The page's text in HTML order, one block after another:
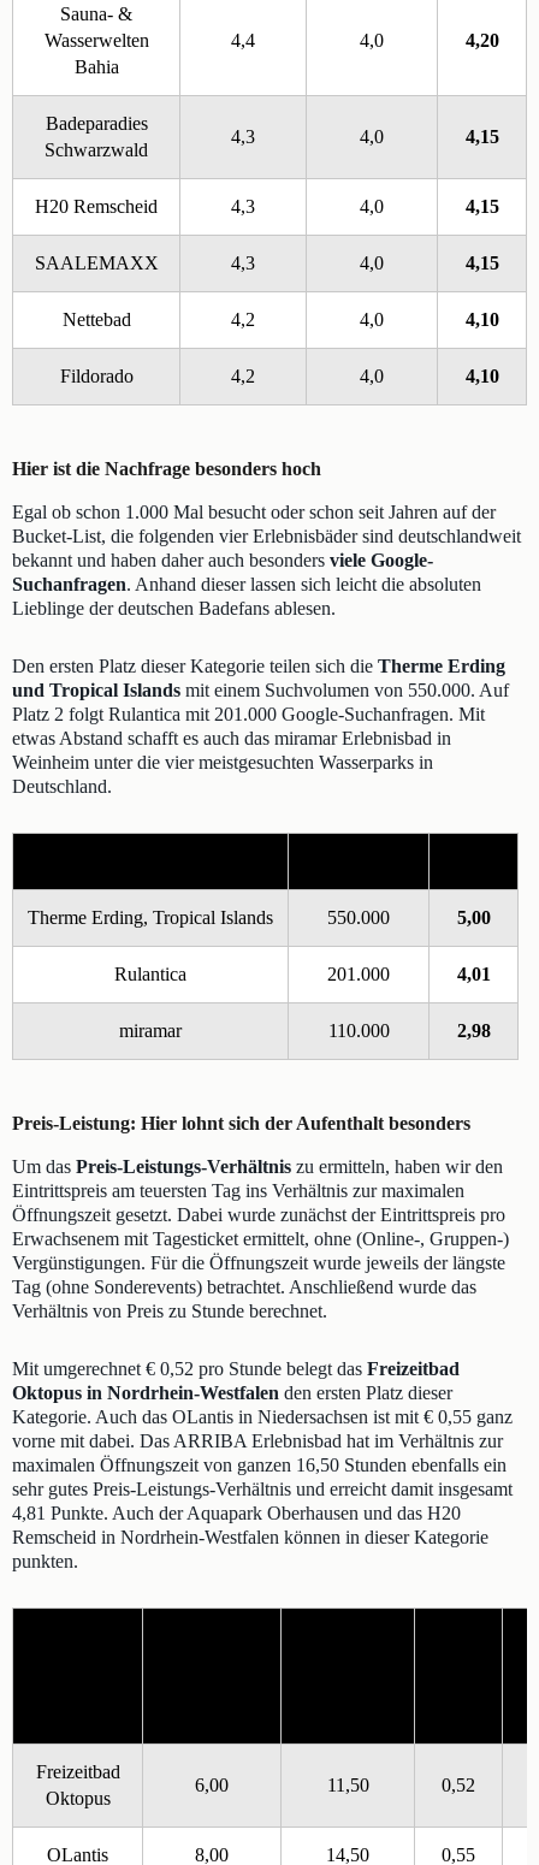
Sauna- &
Wasserwelten
Bahia
4,4 4,0 4,20
Badeparadies
Schwarzwald
4,3 4,0 4,15
H20 Remscheid 4,3 4,0 4,15
SAALEMAXX 4,3 4,0 4,15
Nettebad 4,2 4,0 4,10
Fildorado 4,2 4,0 4,10
Hier ist die Nachfrage besonders hoch
Egal ob schon 1.000 Mal besucht oder schon seit Jahren auf der
Bucket-List, die folgenden vier Erlebnisbäder sind deutschlandweit
bekannt und haben daher auch besonders viele Google-
Suchanfragen. Anhand dieser lassen sich leicht die absoluten
Lieblinge der deutschen Badefans ablesen.
Den ersten Platz dieser Kategorie teilen sich die Therme Erding
und Tropical Islands mit einem Suchvolumen von 550.000. Auf
Platz 2 folgt Rulantica mit 201.000 Google-Suchanfragen. Mit
etwas Abstand schafft es auch das miramar Erlebnisbad in
Weinheim unter die vier meistgesuchten Wasserparks in
Deutschland.
Therme Erding, Tropical Islands 550.000 5,00
Rulantica 201.000 4,01
miramar 110.000 2,98
Preis-Leistung: Hier lohnt sich der Aufenthalt besonders
Um das Preis-Leistungs-Verhältnis zu ermitteln, haben wir den
Eintrittspreis am teuersten Tag ins Verhältnis zur maximalen
Öffnungszeit gesetzt. Dabei wurde zunächst der Eintrittspreis pro
Erwachsenem mit Tagesticket ermittelt, ohne (Online-, Gruppen-)
Vergünstigungen. Für die Öffnungszeit wurde jeweils der längste
Tag (ohne Sonderevents) betrachtet. Anschließend wurde das
Verhältnis von Preis zu Stunde berechnet.
Mit umgerechnet € 0,52 pro Stunde belegt das Freizeitbad
Oktopus in Nordrhein-Westfalen den ersten Platz dieser
Kategorie. Auch das OLantis in Niedersachsen ist mit € 0,55 ganz
vorne mit dabei. Das ARRIBA Erlebnisbad hat im Verhältnis zur
maximalen Öffnungszeit von ganzen 16,50 Stunden ebenfalls ein
sehr gutes Preis-Leistungs-Verhältnis und erreicht damit insgesamt
4,81 Punkte. Auch der Aquapark Oberhausen und das H20
Remscheid in Nordrhein-Westfalen können in dieser Kategorie
punkten.
Freizeitbad
Oktopus
6,00 11,50 0,52
OLantis 8,00 14,50 0,55